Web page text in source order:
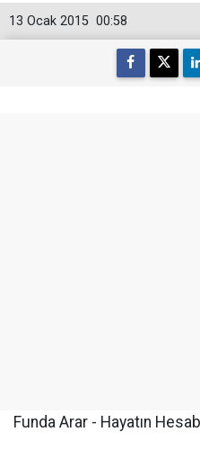
00:58
13 Ocak 2015
Funda Arar - Hayatın